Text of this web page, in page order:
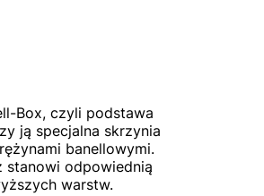
Box, czyli podstawa
ją specjalna skrzynia
banellowymi.
stanowi odpowiednią
warstw.